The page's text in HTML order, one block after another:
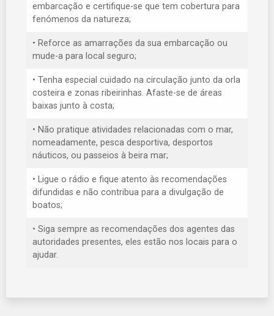
embarcação e certifique-se que tem cobertura para
fenómenos da natureza;
• Reforce as amarrações da sua embarcação ou
mude-a para local seguro;
• Tenha especial cuidado na circulação junto da orla
costeira e zonas ribeirinhas. Afaste-se de áreas
baixas junto à costa;
• Não pratique atividades relacionadas com o mar,
nomeadamente, pesca desportiva, desportos
náuticos, ou passeios à beira mar;
• Ligue o rádio e fique atento às recomendações
difundidas e não contribua para a divulgação de
boatos;
• Siga sempre as recomendações dos agentes das
autoridades presentes, eles estão nos locais para o
ajudar.